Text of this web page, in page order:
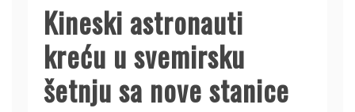
Kineski astronauti
kreću u svemirsku
šetnju sa nove stanice